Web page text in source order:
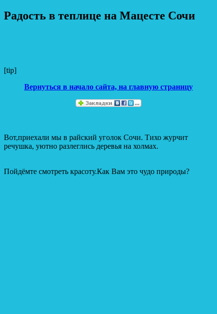
Радость в теплице на Мацесте Сочи
[tip]
Вернуться в начало сайта, на главную страницу
Вот,приехали мы в райский уголок Сочи. Тихо журчит
речушка, уютно разлеглись деревья на холмах.
Пойдёмте смотреть красоту.Как Вам это чудо природы?